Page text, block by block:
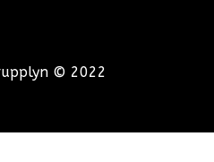
© 2022